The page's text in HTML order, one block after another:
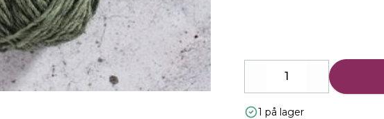
Decrease Increase
1 på lager